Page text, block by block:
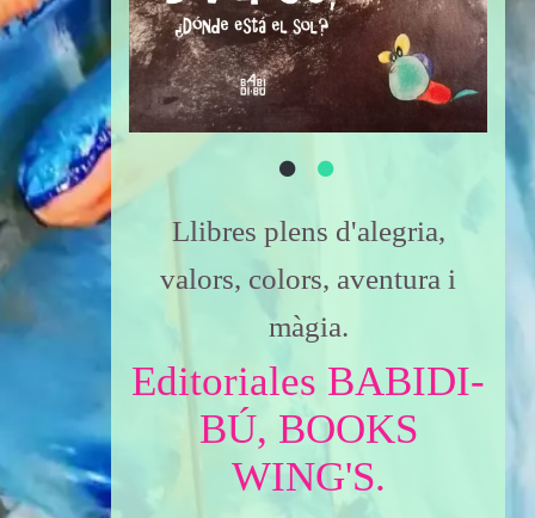
Llibres plens d'alegria,
valors, colors, aventura i
màgia.
Editoriales BABIDI-
BÚ, BOOKS
WING'S.